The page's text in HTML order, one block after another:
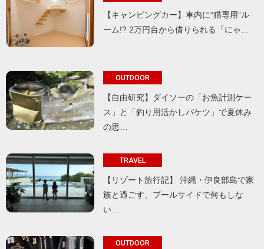
【キャンピングカー】車内に“猫専用”ル
ーム!? 2万円台から借りられる「にゃ…
OUTDOOR
【自由研究】ダイソーの「お魚計測ケー
ス」と「釣り用活かしバケツ」で夏休み
の思…
TRAVEL
【リゾート旅行記】 沖縄・伊良部島で家
族と過ごす、プールサイドで何もしな
い…
OUTDOOR